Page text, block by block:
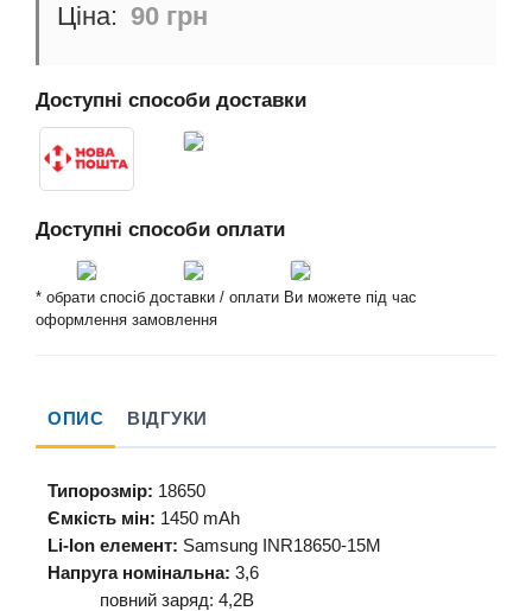
90 грн
Доступні способи доставки
Доступні способи оплати
* обрати спосіб доставки / оплати Ви можете під час
оформлення замовлення
ОПИС ВІДГУКИ
Типорозмір: 18650
Ємкість мін: 1450 mAh
Li-Ion елемент: Samsung INR18650-15M
Напруга номінальна: 3,6
повний заряд: 4,2В